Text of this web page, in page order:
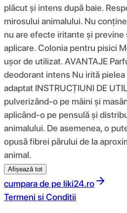
plăcut și intens după baie.
mirosului animalului. Nu
nu are efecte iritante și
aplicare. Colonia pentru pisici
ușor de utilizat. AVANTAJE
deodorant intens Nu irită pielea
adaptat INSTRUCȚIUNI DE
pulverizând-o pe mâini și
aplicând-o pe pensulă și
animalului. De asemenea, o
opusă fibrei părului de la
animal.
Afișează tot
cumpara de pe liki24.ro
Termeni si Conditii